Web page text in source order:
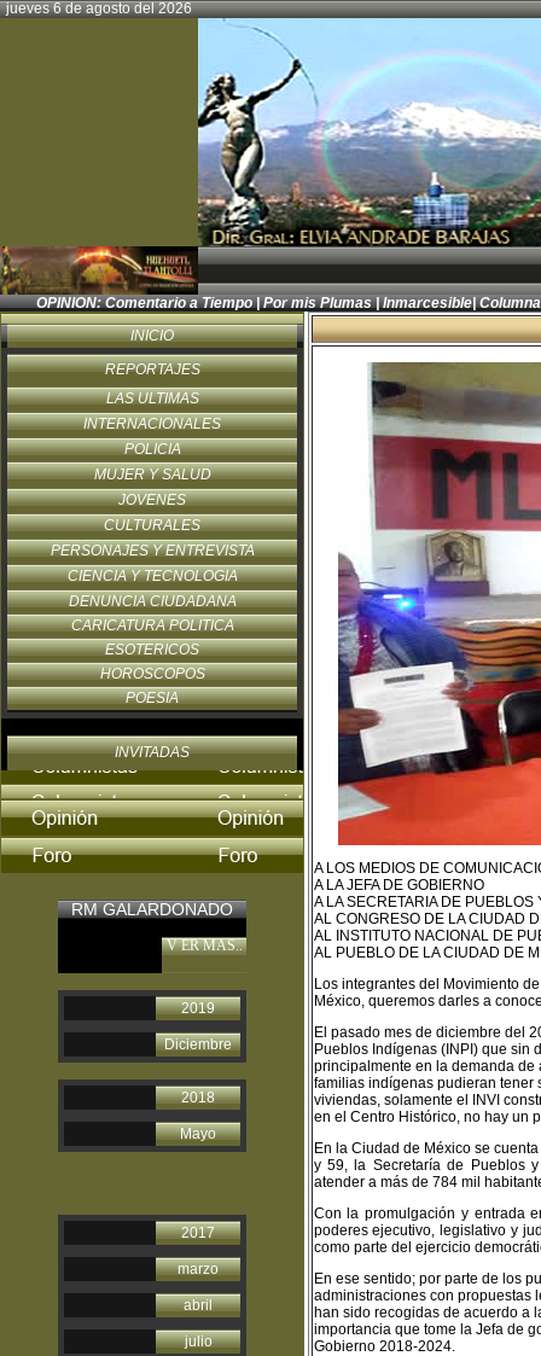
jueves 6 de agosto del 2026
OPINION:Comentario a Tiempo|Por mis Plumas|Inmarcesible|
INICIO
REPORTAJES
LAS ULTIMAS
INTERNACIONALES
POLICIA
MUJER Y SALUD
JOVENES
CULTURALES
PERSONAJES Y ENTREVISTA
CIENCIA Y TECNOLOGIA
DENUNCIA CIUDADANA
CARICATURA POLITICA
ESOTERICOS
HOROSCOPOS
POESIA
INVITADAS
RM GALARDONADO
V ER MAS..
2019
Diciembre
2018
Mayo
2017
marzo
abril
julio
A LOS MEDIOS DE
A LA JEFA DE GOBIERNO
A LA SECRETARIA DE
AL CONGRESO DE LA CIUDAD
AL INSTITUTO NACIONAL DE
AL PUEBLO DE LA CIUDAD DE
Los integrantes del Movimiento
México, queremos darles a
El pasado mes de diciembre del
Pueblos Indígenas (INPI) que sin
principalmente en la demanda
familias indígenas pudieran tener
viviendas, solamente el INVI
en el Centro Histórico, no hay un
En la Ciudad de México se
y 59, la Secretaría de Pueblos
atender a más de 784 mil
Con la promulgación y entrada
poderes ejecutivo, legislativo y
como parte del ejercicio
En ese sentido; por parte de los
administraciones con propuestas
han sido recogidas de acuerdo a
importancia que tome la Jefa de
Gobierno 2018-2024.